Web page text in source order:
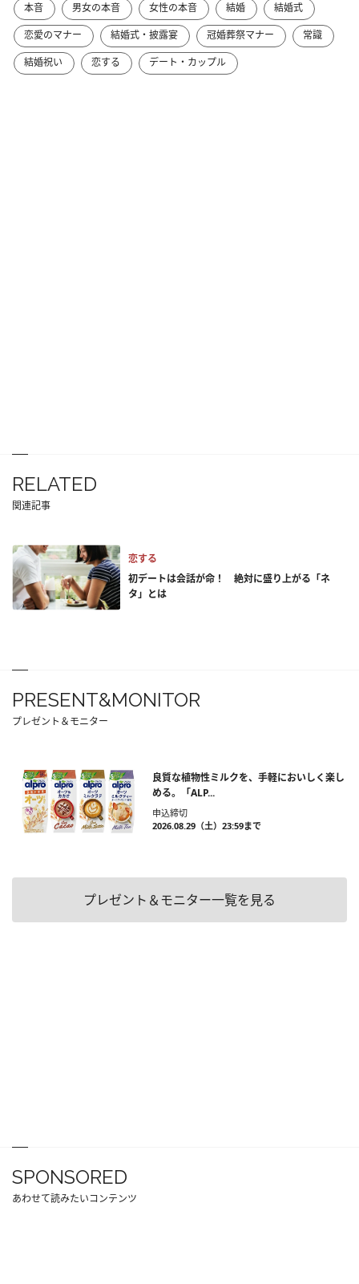
本音 男女の本音 女性の本音 結婚
結婚式
恋愛のマナー
結婚式・披露宴 冠婚葬祭マナー
常識
結婚祝い
恋する デート・カップル
RELATED
関連記事
恋する
初デートは会話が命！ 絶対に盛り上がる「ネ
タ」とは
PRESENT&MONITOR
プレゼント＆モニター
良質な植物性ミルクを、手軽においしく楽し
める。「ALP...
申込締切
2026.08.29（土）23:59まで
プレゼント＆モニター一覧を見る
SPONSORED
あわせて読みたいコンテンツ